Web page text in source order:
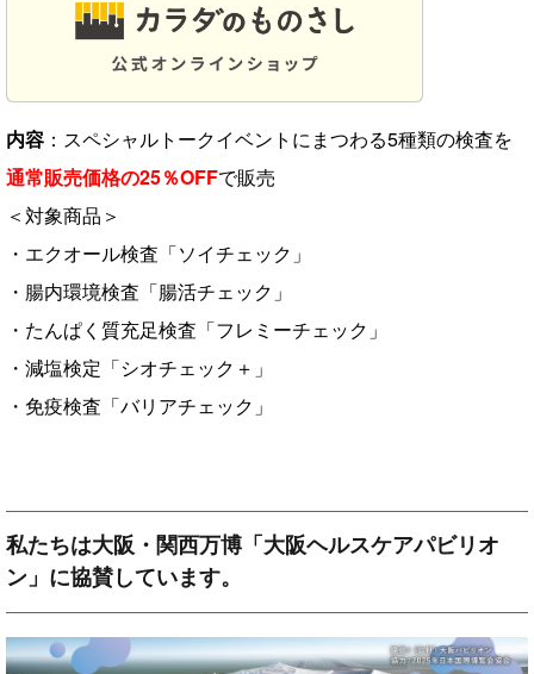
内容 ：スペシャルトークイベントにまつわる5種類の検査を
通常販売価格の25％OFFで販売
＜対象商品＞
・エクオール検査「ソイチェック」
・腸内環境検査「腸活チェック」
・たんぱく質充足検査「フレミーチェック」
・減塩検定「シオチェック＋」
・免疫検査「バリアチェック」
私たちは大阪・関西万博「大阪ヘルスケアパビリオ
ン」に協賛しています。